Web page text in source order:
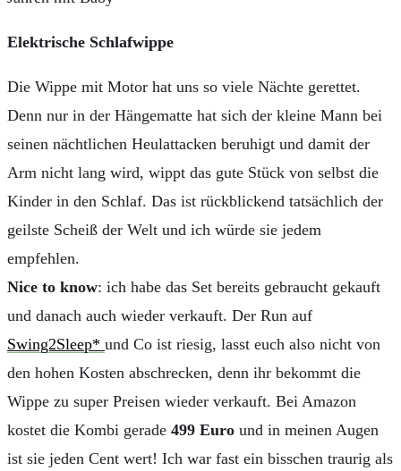
Elektrische Schlafwippe
Die Wippe mit Motor hat uns so viele Nächte gerettet.
Denn nur in der Hängematte hat sich der kleine Mann bei
seinen nächtlichen Heulattacken beruhigt und damit der
Arm nicht lang wird, wippt das gute Stück von selbst die
Kinder in den Schlaf. Das ist rückblickend tatsächlich der
geilste Scheiß der Welt und ich würde sie jedem
empfehlen.
Nice to know: ich habe das Set bereits gebraucht gekauft
und danach auch wieder verkauft. Der Run auf
Swing2Sleep* und Co ist riesig, lasst euch also nicht von
den hohen Kosten abschrecken, denn ihr bekommt die
Wippe zu super Preisen wieder verkauft. Bei Amazon
kostet die Kombi gerade 499 Euro und in meinen Augen
ist sie jeden Cent wert! Ich war fast ein bisschen traurig als